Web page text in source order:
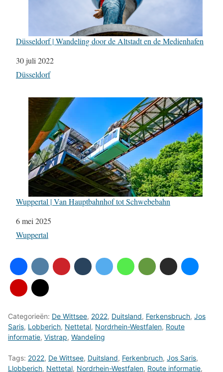
Düsseldorf | Wandeling door de Altstadt en de Medienhafen
Datum
30 juli 2022
In relatie tot
Düsseldorf
Wuppertal | Van Hauptbahnhof tot Schwebebahn
Datum
6 mei 2025
In relatie tot
Wuppertal
Categorieën: De Wittsee, 2022, Duitsland, Ferkensbruch, Jos
Saris, Lobberich, Nettetal, Nordrhein-Westfalen, Route
informatie, Vistrap, Wandeling
Tags: 2022, De Wittsee, Duitsland, Ferkenbruch, Jos Saris,
Llobberich, Nettetal, Nordrhein-Westfalen, Route informatie,